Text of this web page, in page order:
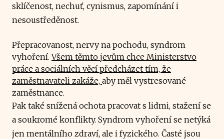
sklíčenost, nechuť, cynismus, zapomínání i
nesoustředěnost.
Přepracovanost, nervy na pochodu, syndrom
vyhoření.Všem těmto jevům chce Ministerstvo
práce a sociálních věcí předcházet tím, že
zaměstnavateli zakáže, aby měl vystresované
zaměstnance.
Pak také snížená ochota pracovat s lidmi, stažení se
a soukromé konflikty. Syndrom vyhoření se netýká
jen mentálního zdraví, ale i fyzického. Časté jsou